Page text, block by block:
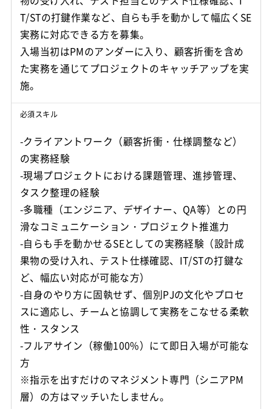
T/STの打鍵作業など、自らも手を動かして幅広くSE
実務に対応できる方を募集。
入場当初はPMのアンダーに入り、顧客折衝を含め
た実務を通じてプロジェクトのキャッチアップを実
施。
必須スキル
-クライアントワーク（顧客折衝・仕様調整など）
の実務経験
-現場プロジェクトにおける課題管理、進捗管理、
タスク整理の経験
-多職種（エンジニア、デザイナー、QA等）との円
滑なコミュニケーション・プロジェクト推進力
-自らも手を動かせるSEとしての実務経験（設計成
果物の受け入れ、テスト仕様確認、IT/STの打鍵な
ど、幅広い対応が可能な方）
-自身のやり方に固執せず、個別PJの文化やプロセ
スに適応し、チームと協調して実務をこなせる柔軟
性・スタンス
-フルアサイン（稼働100%）にて即日入場が可能な
方
※指示を出すだけのマネジメント専門（シニアPM
層）の方はマッチいたしません。